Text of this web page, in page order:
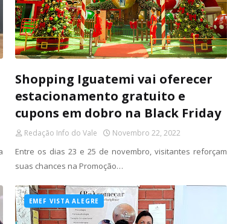
Shopping Iguatemi vai oferecer
estacionamento gratuito e
cupons em dobro na Black Friday
Redação Info do Vale Novembro 22, 2022
Entre os dias 23 e 25 de novembro, visitantes reforçam
suas chances na Promoção…
EMEF VISTA ALEGRE